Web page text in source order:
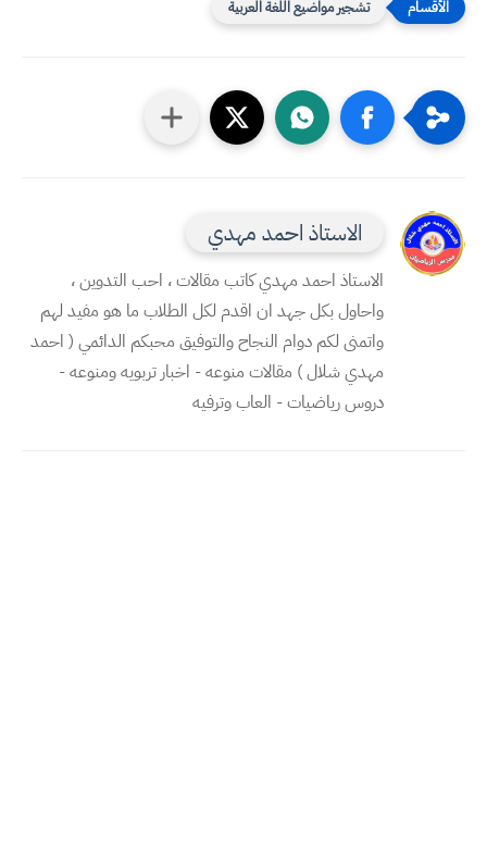
تشجير مواضيع اللغة العربية
الاستاذ احمد مهدي
الاستاذ احمد مهدي كاتب مقالات ، احب التدوين ،
واحاول بكل جهد ان اقدم لكل الطلاب ما هو مفيد لهم
واتمنى لكم دوام النجاح والتوفيق محبكم الدائمي ( احمد
مهدي شلال ) مقالات منوعه - اخبار تربويه ومنوعه -
دروس رياضيات - العاب وترفيه